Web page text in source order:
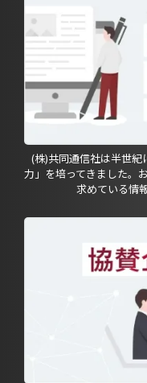
(株)共同通信社は半世
力」を培ってきました。
求めている情